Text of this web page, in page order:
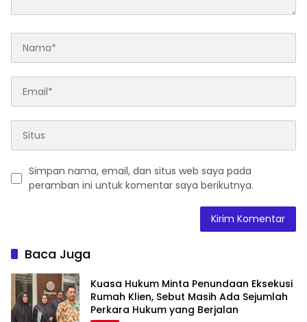
Simpan nama, email, dan situs web saya pada
peramban ini untuk komentar saya berikutnya.
Baca Juga
Kuasa Hukum Minta Penundaan Eksekusi
Rumah Klien, Sebut Masih Ada Sejumlah
Perkara Hukum yang Berjalan